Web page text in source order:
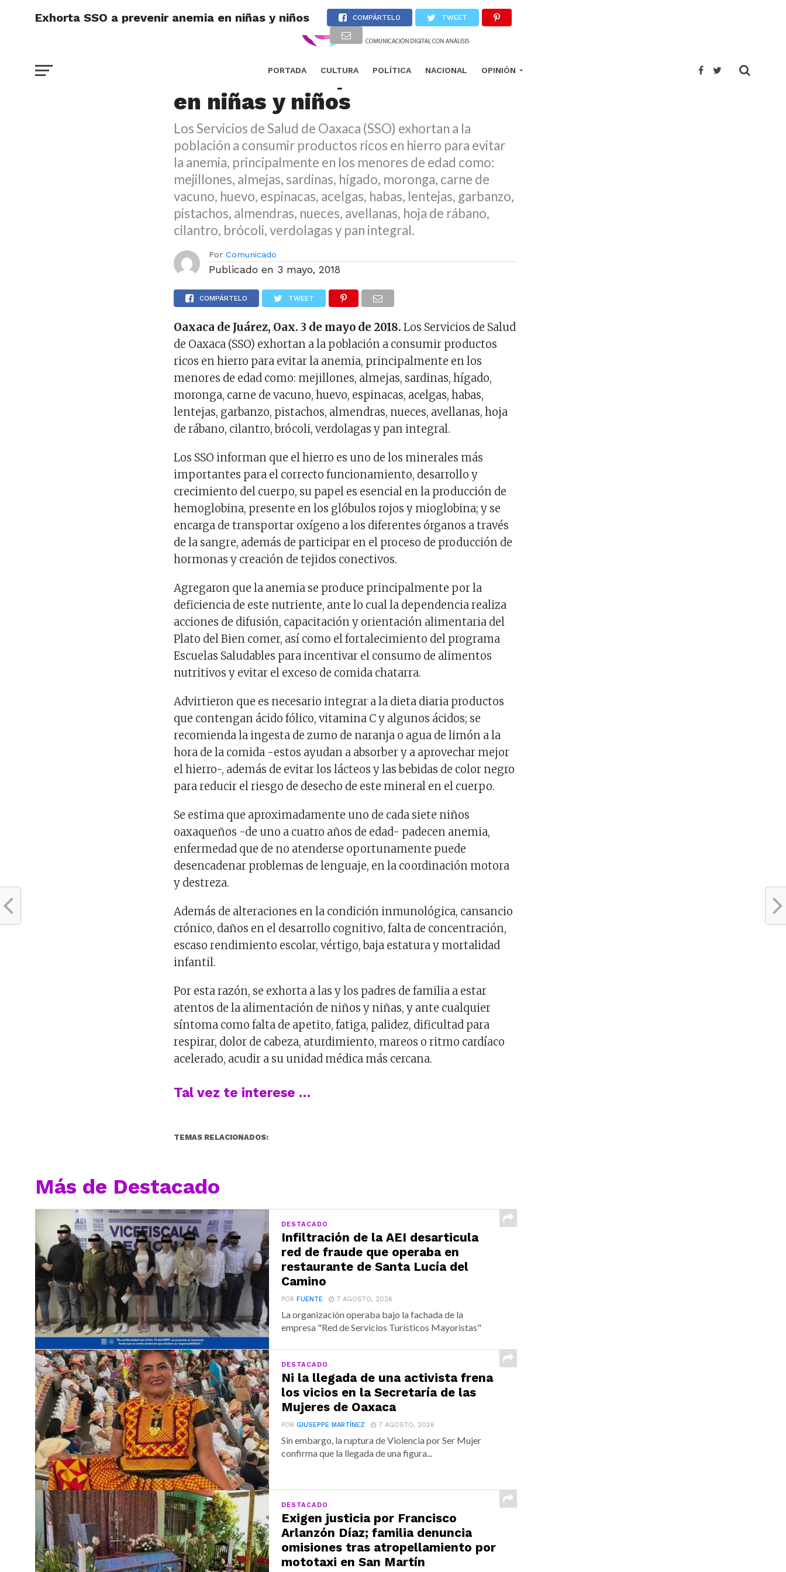
PORTADA CULTURA POLÍTICA NACIONAL OPINIÓN
Exhorta SSO a prevenir anemia en niñas y niños COMPÁRTELO TWEET
Exhorta SSO a prevenir anemia
en niñas y niños
Los Servicios de Salud de Oaxaca (SSO) exhortan a la
población a consumir productos ricos en hierro para evitar
la anemia, principalmente en los menores de edad como:
mejillones, almejas, sardinas, hígado, moronga, carne de
vacuno, huevo, espinacas, acelgas, habas, lentejas, garbanzo,
pistachos, almendras, nueces, avellanas, hoja de rábano,
cilantro, brócoli, verdolagas y pan integral.
Por Comunicado
Publicado en 3 mayo, 2018
COMPÁRTELO TWEET
Oaxaca de Juárez, Oax. 3 de mayo de 2018.Los Servicios de Salud
de Oaxaca (SSO) exhortan a la población a consumir productos
ricos en hierro para evitar la anemia, principalmente en los
menores de edad como: mejillones, almejas, sardinas, hígado,
moronga, carne de vacuno, huevo, espinacas, acelgas, habas,
lentejas, garbanzo, pistachos, almendras, nueces, avellanas, hoja
de rábano, cilantro, brócoli, verdolagas y pan integral.
Los SSO informan que el hierro es uno de los minerales más
importantes para el correcto funcionamiento, desarrollo y
crecimiento del cuerpo, su papel es esencial en la producción de
hemoglobina, presente en los glóbulos rojos y mioglobina; y se
encarga de transportar oxígeno a los diferentes órganos a través
de la sangre, además de participar en el proceso de producción de
hormonas y creación de tejidos conectivos.
Agregaron que la anemia se produce principalmente por la
deficiencia de este nutriente, ante lo cual la dependencia realiza
acciones de difusión, capacitación y orientación alimentaria del
Plato del Bien comer, así como el fortalecimiento del programa
Escuelas Saludables para incentivar el consumo de alimentos
nutritivos y evitar el exceso de comida chatarra.
Advirtieron que es necesario integrar a la dieta diaria productos
que contengan ácido fólico, vitamina C y algunos ácidos; se
recomienda la ingesta de zumo de naranja o agua de limón a la
hora de la comida -estos ayudan a absorber y a aprovechar mejor
el hierro-, además de evitar los lácteos y las bebidas de color negro
para reducir el riesgo de desecho de este mineral en el cuerpo.
Se estima que aproximadamente uno de cada siete niños
oaxaqueños -de uno a cuatro años de edad- padecen anemia,
enfermedad que de no atenderse oportunamente puede
desencadenar problemas de lenguaje, en la coordinación motora
y destreza.
Además de alteraciones en la condición inmunológica, cansancio
crónico, daños en el desarrollo cognitivo, falta de concentración,
escaso rendimiento escolar, vértigo, baja estatura y mortalidad
infantil.
Por esta razón, se exhorta a las y los padres de familia a estar
atentos de la alimentación de niños y niñas, y ante cualquier
síntoma como falta de apetito, fatiga, palidez, dificultad para
respirar, dolor de cabeza, aturdimiento, mareos o ritmo cardíaco
acelerado, acudir a su unidad médica más cercana.
Tal vez te interese …
TEMAS RELACIONADOS:
Más de Destacado
DESTACADO
Infiltración de la AEI desarticula
red de fraude que operaba en
restaurante de Santa Lucía del
Camino
PORFUENTE 7 AGOSTO, 2026
La organización operaba bajo la fachada de la
empresa "Red de Servicios Turísticos Mayoristas"
DESTACADO
Ni la llegada de una activista frena
los vicios en la Secretaría de las
Mujeres de Oaxaca
PORGIUSEPPE MARTÍNEZ 7 AGOSTO, 2026
Sin embargo, la ruptura de Violencia por Ser Mujer
confirma que la llegada de una figura...
DESTACADO
Exigen justicia por Francisco
Arlanzón Díaz; familia denuncia
omisiones tras atropellamiento por
mototaxi en San Martín